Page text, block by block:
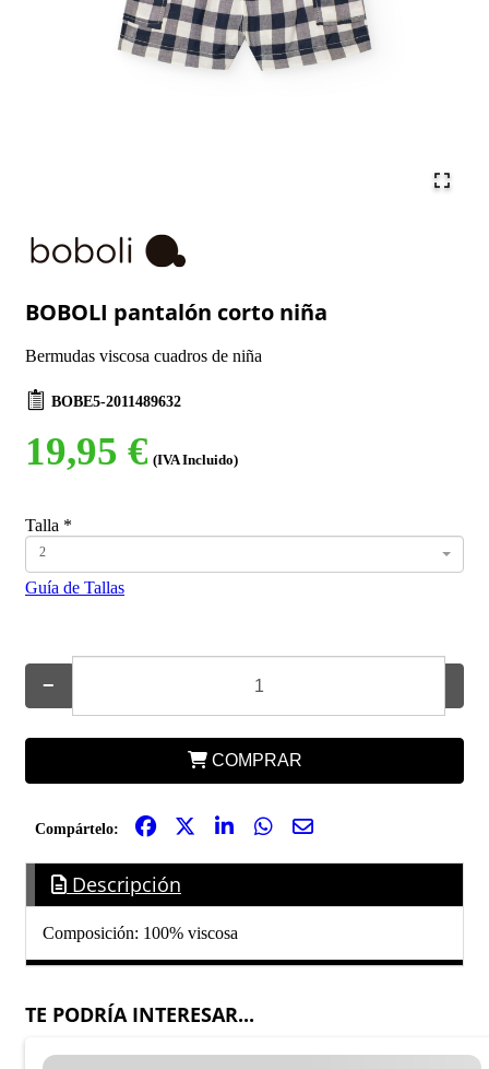
BOBOLI pantalón corto niña
Bermudas viscosa cuadros de niña
BOBE5-2011489632
19,95 € (IVA Incluido)
Talla *
2
Guía de Tallas
−
COMPRAR
Compártelo:
Descripción
Composición: 100% viscosa
TE PODRÍA INTERESAR...